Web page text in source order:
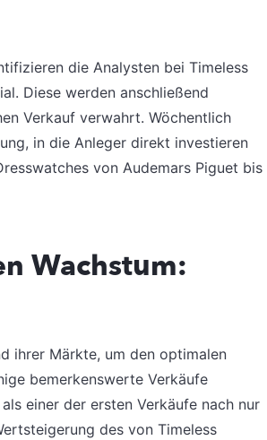
die Analysten bei Timeless
Diese werden anschließend
Verkauf verwahrt. Wöchentlich
in die Anleger direkt investieren
von Audemars Piguet bis
Wachstum:
ihrer Märkte, um den optimalen
bemerkenswerte Verkäufe
einer der ersten Verkäufe nach nur
des von Timeless